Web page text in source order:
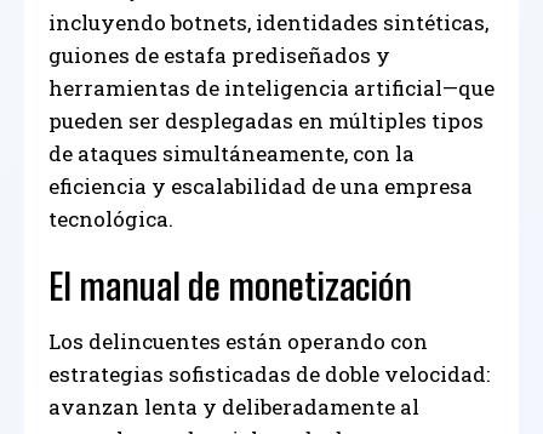
incluyendo botnets, identidades sintéticas,
guiones de estafa prediseñados y
herramientas de inteligencia artificial—que
pueden ser desplegadas en múltiples tipos
de ataques simultáneamente, con la
eficiencia y escalabilidad de una empresa
tecnológica.
El manual de monetización
Los delincuentes están operando con
estrategias sofisticadas de doble velocidad:
avanzan lenta y deliberadamente al